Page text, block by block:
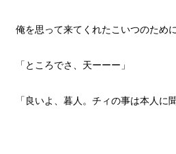
俺を思って来てくれたこいつのために
「ところでさ、天ーーー」
「良いよ、暮人。チィの事は本人に